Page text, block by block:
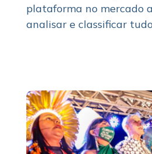
plataforma no mercado
analisar e classificar